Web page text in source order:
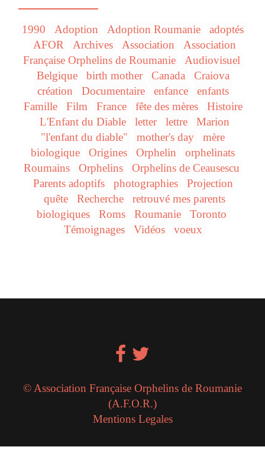
1990 Adoption Adoption Roumanie
adoptés
AFOR
Archives Association
Association
Française Orphelins de Roumanie
Audiovisuel
Belgique
birth mother Canada
Craiova
création
Documentaire enfance
enfants
Famille
Film France fête des mères
Histoire
L'Enfant du Diable
letter lettre
Marion
"l'enfant du diable"
mother's day
mère
biologique
Origines Orphelin
orphelinats
Roumains
Orphelins
Orphelins de Ceausescu
Parents adoptifs
photographies
Projection
quête
Recherche
retrouvé mes parents
biologiques
Roms Roumanie
Toronto
Témoignages
Vidéos voeux
© Association Française Orphelins de Roumanie
(A.F.O.R.)
Mentions Legales